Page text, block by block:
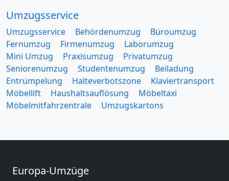
Umzugsservice
Umzugsservice Behördenumzug
Büroumzug
Fernumzug
Firmenumzug
Laborumzug
Mini Umzug
Praxisumzug
Privatumzug
Seniorenumzug
Studentenumzug
Beiladung
Entrümpelung
Halteverbotszone
Klaviertransport
Möbellift
Haushaltsauflösung
Möbeltaxi
Möbelmitfahrzentrale
Umzugskartons
Europa-Umzüge